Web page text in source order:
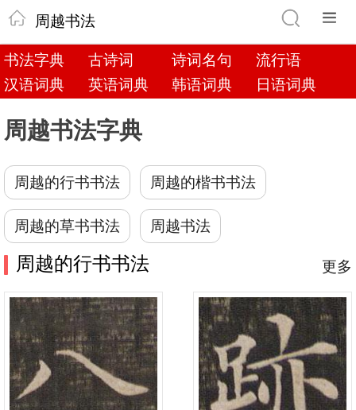
周越书法
书法字典 古诗词 诗词名句
流行语
汉语词典
英语词典 韩语词典 日语词典
周越书法字典
周越的行书书法 周越的楷书书法
周越的草书书法 周越书法
周越的行书书法 更多